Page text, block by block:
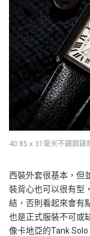
40.85 x 31毫米不鏽鋼錶
西裝外套很基本，但
裝背心也可以很有型
結，否則看起來會有
也是正式服裝不可或
像卡地亞的Tank